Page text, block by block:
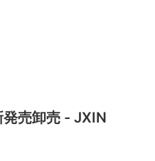
売卸売 - JXIN